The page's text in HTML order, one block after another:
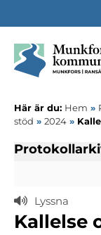
Här är du: Hem »
stöd » 2024 »
Lyssna
Kallelse